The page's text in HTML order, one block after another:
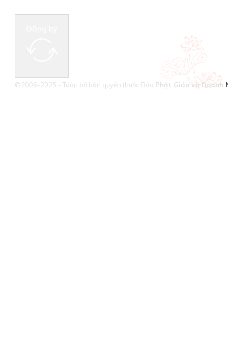
©2006-2025 - Toàn bộ bản quyền thuộc Báo Phật Giáo và Doanh